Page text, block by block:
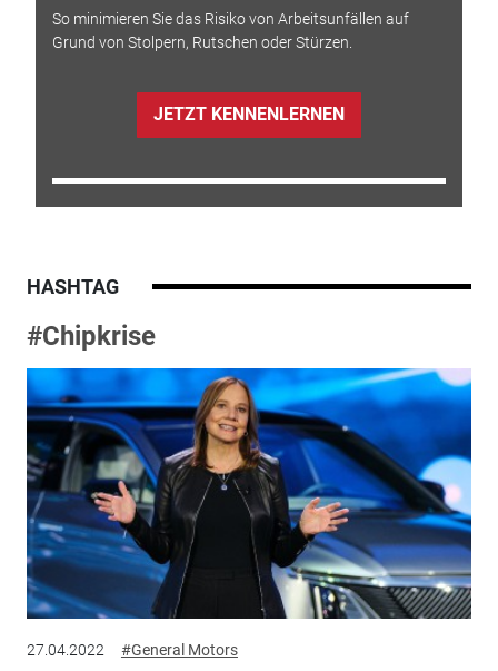
So minimieren Sie das Risiko von Arbeitsunfällen auf
Grund von Stolpern, Rutschen oder Stürzen.
JETZT KENNENLERNEN
HASHTAG
#Chipkrise
27.04.2022 #General Motors